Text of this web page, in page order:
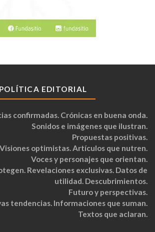
POLÍTICA EDITORIAL
confirmadas. Crónicas en buena onda.
Sonidos e imágenes que ilustran.
Propuestas positivas.
Visiones optimistas. Artículos que nutren.
Voces y personajes que orientan.
Revelaciones exclusivas. Datos de
utilidad. Descubrimientos.
Futuro y perspectivas.
tendencias. Informaciones que suman.
Textos que aclaran.